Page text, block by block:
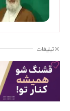
تبلیغات